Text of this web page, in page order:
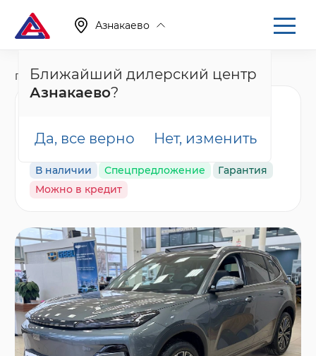
Азнакаево
Ближайший дилерский центр
Азнакаево?
Да, все верно Нет, изменить
Главная Каталог Новые автомобили EX5 EM-i
Макс EM-i, серый
В наличии Спецпредложение
Гарантия
Можно в кредит